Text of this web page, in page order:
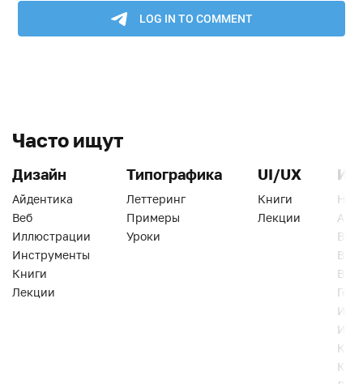
Часто ищут
Дизайн
Айдентика
Веб
Иллюстрации
Инструменты
Книги
Лекции
Типографика
Леттеринг
Примеры
Уроки
UI/UX
Книги
Лекции
Веб